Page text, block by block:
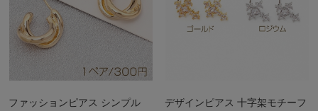
ファッションピアス シンプル
デザインピアス 十字架モチーフ